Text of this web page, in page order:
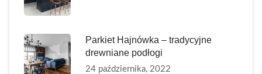
Parkiet Hajnówka – tradycyjne
drewniane podłogi
24 października, 2022